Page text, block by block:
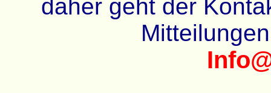
daher geht der